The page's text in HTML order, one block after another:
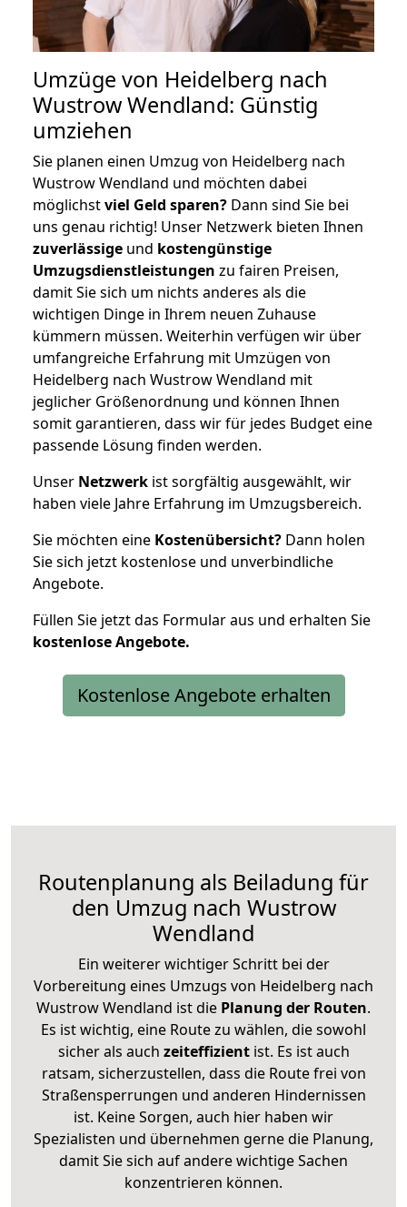
Umzüge von Heidelberg nach
Wustrow Wendland: Günstig
umziehen
Sie planen einen Umzug von Heidelberg nach
Wustrow Wendland und möchten dabei
möglichstviel Geld sparen? Dann sind Sie bei
uns genau richtig! Unser Netzwerk bieten Ihnen
zuverlässige und kostengünstige
Umzugsdienstleistungen zu fairen Preisen,
damit Sie sich um nichts anderes als die
wichtigen Dinge in Ihrem neuen Zuhause
kümmern müssen. Weiterhin verfügen wir über
umfangreiche Erfahrung mit Umzügen von
Heidelberg nach Wustrow Wendland mit
jeglicher Größenordnung und können Ihnen
somit garantieren, dass wir für jedes Budget eine
passende Lösung finden werden.
Unser Netzwerk ist sorgfältig ausgewählt, wir
haben viele Jahre Erfahrung im Umzugsbereich.
Sie möchten eine Kostenübersicht? Dann holen
Sie sich jetzt kostenlose und unverbindliche
Angebote.
Füllen Sie jetzt das Formular aus und erhalten Sie
kostenloseAngebote.
Kostenlose Angebote erhalten
Routenplanung als Beiladung für
den Umzug nach Wustrow
Wendland
Ein weiterer wichtiger Schritt bei der
Vorbereitung eines Umzugs von Heidelberg nach
Wustrow Wendland ist die Planung der Routen.
Es ist wichtig, eine Route zu wählen, die sowohl
sicher als auch zeiteffizientist. Es ist auch
ratsam, sicherzustellen, dass die Route frei von
Straßensperrungen und anderen Hindernissen
ist. Keine Sorgen, auch hier haben wir
Spezialisten und übernehmen gerne die Planung,
damit Sie sich auf andere wichtige Sachen
konzentrieren können.